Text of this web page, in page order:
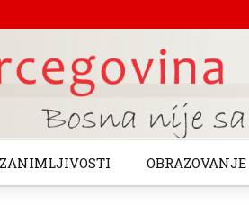
ZANIMLJIVOSTI OBRAZOVANJE